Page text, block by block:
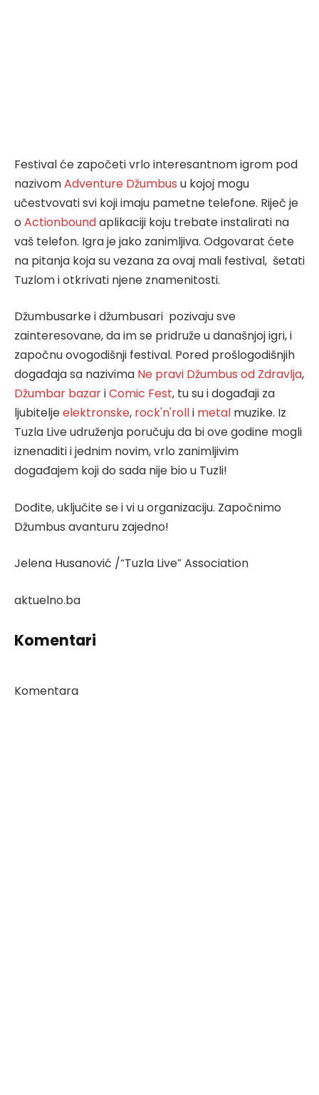
Festival će započeti vrlo interesantnom igrom pod
nazivomAdventure Džumbus u kojoj mogu
učestvovati svi koji imaju pametne telefone. Riječ je
o Actionboundaplikaciji koju trebate instalirati na
vaš telefon. Igra je jako zanimljiva. Odgovarat ćete
na pitanja koja su vezana za ovaj mali festival, šetati
Tuzlom i otkrivati njene znamenitosti.
Džumbusarke i džumbusari pozivaju sve
zainteresovane, da im se pridruže u današnjoj igri, i
započnu ovogodišnji festival. Pored prošlogodišnjih
događaja sa nazivima Ne pravi Džumbus od Zdravlja,
Džumbar bazariComic Fest, tu su i događaji za
ljubiteljeelektronske, rock'n'rolli metal muzike. Iz
Tuzla Live udruženja poručuju da bi ove godine mogli
iznenaditi i jednim novim, vrlo zanimljivim
događajem koji do sada nije bio u Tuzli!
Dođite, uključite se i vi u organizaciju. Započnimo
Džumbus avanturu zajedno!
Jelena Husanović /“Tuzla Live” Association
aktuelno.ba
Komentari
Komentara